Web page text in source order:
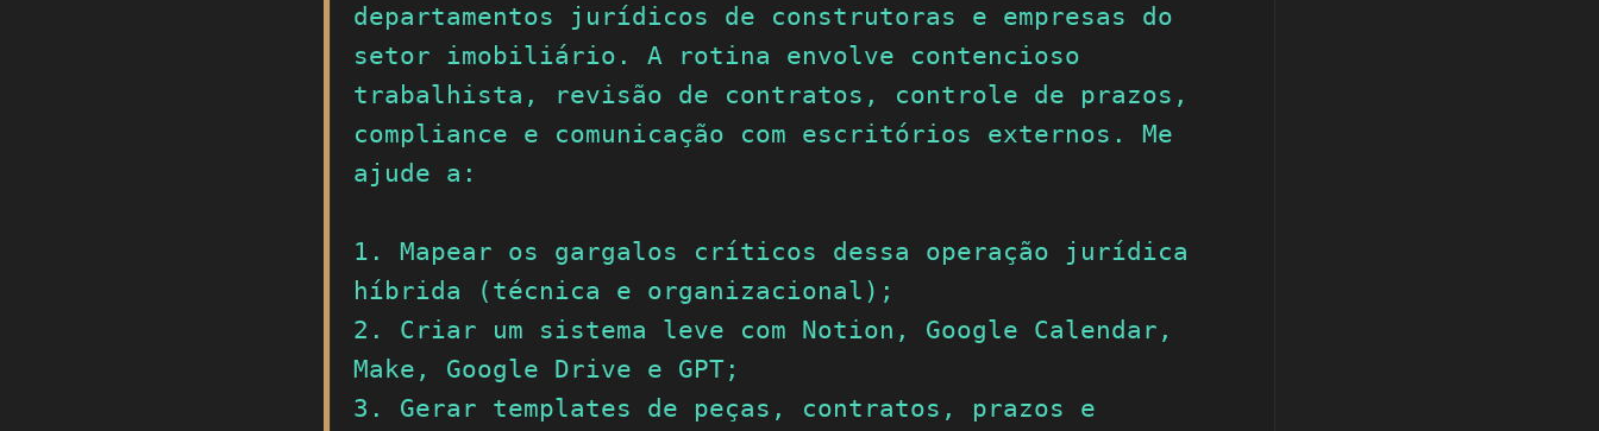
departamentos jurídicos de construtoras e empresas do
setor imobiliário. A rotina envolve contencioso
trabalhista, revisão de contratos, controle de prazos,
compliance e comunicação com escritórios externos. Me
ajude a:
1. Mapear os gargalos críticos dessa operação jurídica
híbrida (técnica e organizacional);
2. Criar um sistema leve com Notion, Google Calendar,
Make, Google Drive e GPT;
3. Gerar templates de peças, contratos, prazos e